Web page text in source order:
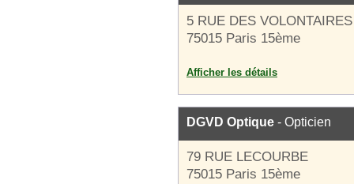
5 RUE DES VOLONTAIRES
75015 Paris 15ème
Afficher les détails
DGVD Optique - Opticien
79 RUE LECOURBE
75015 Paris 15ème